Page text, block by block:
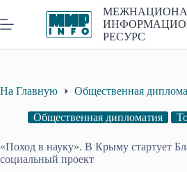
к
сути
РЕСУРС
На Главную Общественная
Общественная дипломатия
«Поход в науку». В Крыму стартует
социальный проект